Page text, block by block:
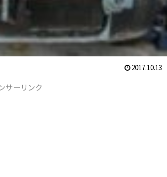
2017.10.13
サーリンク